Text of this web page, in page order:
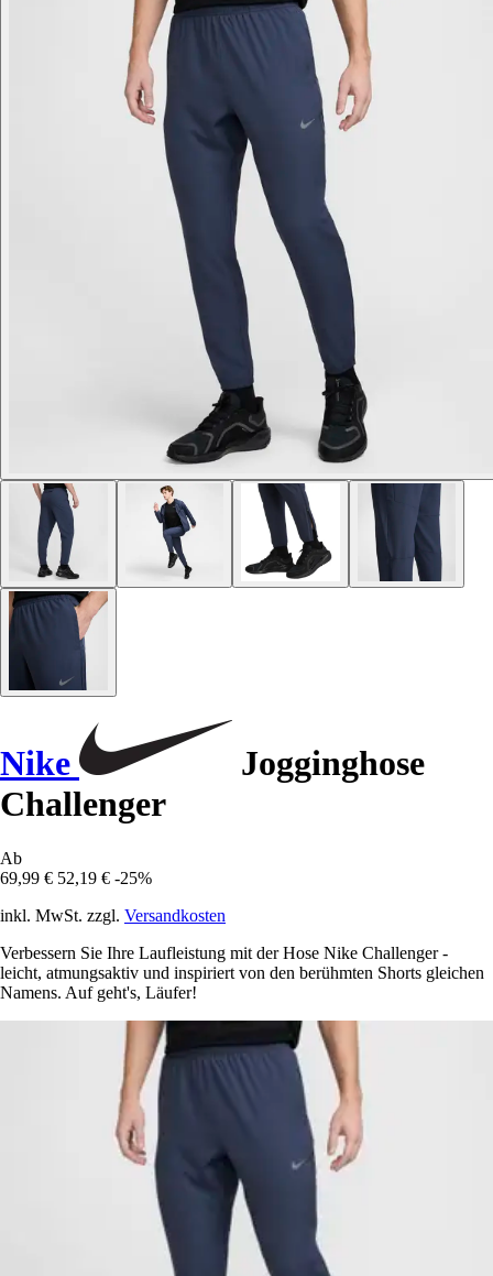
Nike
Jogginghose
Challenger
Ab
69,99 € 52,19 € -25%
inkl. MwSt. zzgl. Versandkosten
Verbessern Sie Ihre Laufleistung mit der Hose Nike Challenger -
leicht, atmungsaktiv und inspiriert von den berühmten Shorts gleichen
Namens. Auf geht's, Läufer!